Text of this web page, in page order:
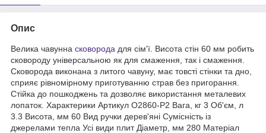
Опис
Велика чавунна сковорода для сім'ї. Висота стін 60 мм робить
сковороду універсальною як для смаження, так і смаження.
Сковорода виконана з литого чавуну, має товсті стінки та дно,
сприяє рівномірному приготуванню страв без пригорання.
Стійка до пошкоджень та дозволяє використання металевих
лопаток. Характерики Артикул O2860-P2 Вага, кг 3 Об'єм, л
3.3 Висота, мм 60 Вид ручки дерев'яні Сумісність із
джерелами тепла Усі види плит Діаметр, мм 280 Матеріал